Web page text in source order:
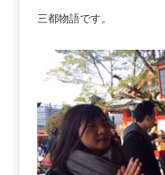
三都物語です。